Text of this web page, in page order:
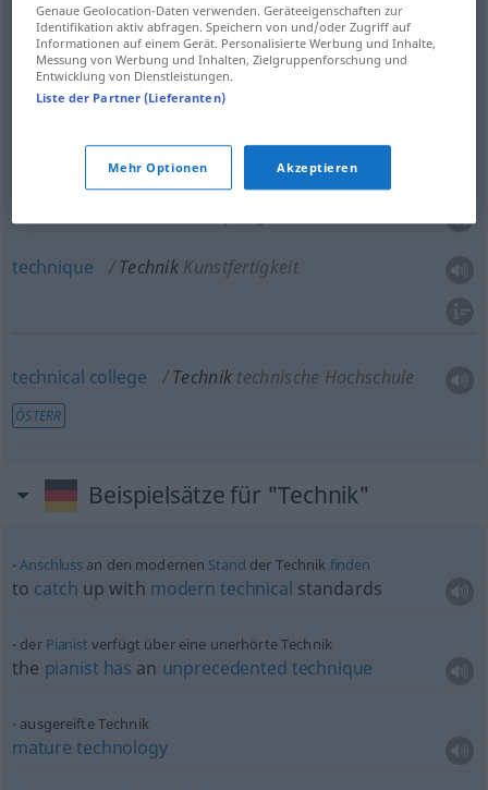
technique TechnikVerfahren, Arbeitsweise
practice TechnikVerfahren, Arbeitsweise
technique Technik Kunstfertigkeit
technical college Technik technische Hochschule
ÖSTERR
Beispielsätze für "Technik"
Anschluss an den modernen Stand der Technik finden
to catch up with modern technical standards
der Pianist verfügt über eine unerhörte Technik
the pianist has an unprecedented technique
ausgereifte Technik
mature technology
Genaue Geolocation-Daten verwenden. Geräteeigenschaften zur
Identifikation aktiv abfragen. Speichern von und/oder Zugriff auf
Informationen auf einem Gerät. Personalisierte Werbung und Inhalte,
Messung von Werbung und Inhalten, Zielgruppenforschung und
Entwicklung von Dienstleistungen.
Liste der Partner (Lieferanten)
Mehr Optionen Akzeptieren